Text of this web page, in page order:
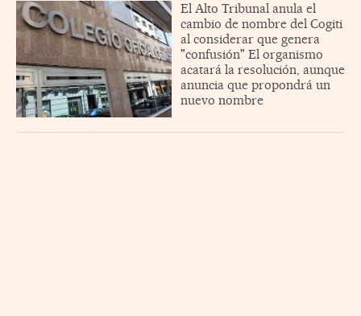
El Alto Tribunal anula el
cambio de nombre del Cogiti
al considerar que genera
"confusión" El organismo
acatará la resolución, aunque
anuncia que propondrá un
nuevo nombre